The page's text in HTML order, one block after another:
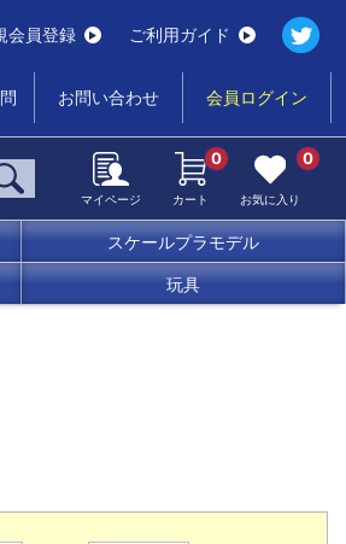
会員登録 ご利用ガイド
お問い合わせ 会員ログイン
マイページ カート
0
お気に入り
0
スケールプラモデル
玩具